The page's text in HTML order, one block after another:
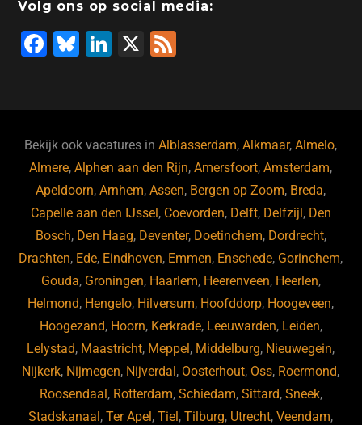
Volg ons op social media:
F
b
o
o
k
Bl
ky
Li
dI
n
X
Bekijk ook vacatures inAlblasserdam,Alkmaar,Almelo,
Almere,Alphen aan den Rijn,Amersfoort,Amsterdam,
Apeldoorn,Arnhem,Assen, Bergen op Zoom, Breda,
Capelle aan den IJssel , Coevorden, Delft, Delfzijl , Den
Bosch, Den Haag, Deventer, Doetinchem, Dordrecht,
Drachten, Ede, Eindhoven, Emmen, Enschede, Gorinchem,
Gouda, Groningen, Haarlem, Heerenveen, Heerlen,
Helmond, Hengelo, Hilversum, Hoofddorp, Hoogeveen,
Hoogezand, Hoorn, Kerkrade, Leeuwarden, Leiden,
Lelystad, Maastricht, Meppel , Middelburg, Nieuwegein,
Nijkerk, Nijmegen, Nijverdal , Oosterhout, Oss, Roermond,
Roosendaal , Rotterdam, Schiedam, Sittard, Sneek,
Stadskanaal ,Ter Apel ,Tiel ,Tilburg, Utrecht,Veendam,